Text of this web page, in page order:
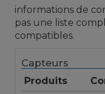
informations de
pas une liste
compatibles.
Capteurs
Produits